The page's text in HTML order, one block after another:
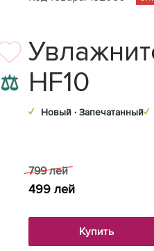
⚖ HF10
✓ Новый · Запечатанный✓
799 лей
499 лей
Купить